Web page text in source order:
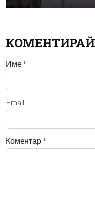
КОМЕНТИРАЙ
Име *
Email
Коментар *